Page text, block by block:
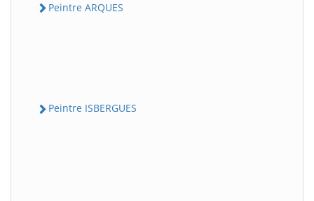
Peintre ARQUES
Peintre ISBERGUES